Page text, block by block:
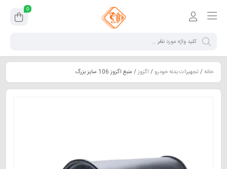
0
خانه/تجهیزات بدنه خودرو/ اگزوز/ منبع اگزوز 106 سایز بزرگ